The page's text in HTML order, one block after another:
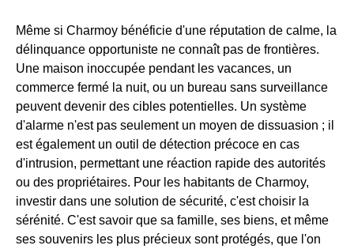
Même si Charmoy bénéficie d'une réputation de calme, la
délinquance opportuniste ne connaît pas de frontières.
Une maison inoccupée pendant les vacances, un
commerce fermé la nuit, ou un bureau sans surveillance
peuvent devenir des cibles potentielles. Un système
d'alarme n'est pas seulement un moyen de dissuasion ; il
est également un outil de détection précoce en cas
d'intrusion, permettant une réaction rapide des autorités
ou des propriétaires. Pour les habitants de Charmoy,
investir dans une solution de sécurité, c'est choisir la
sérénité. C'est savoir que sa famille, ses biens, et même
ses souvenirs les plus précieux sont protégés, que l'on